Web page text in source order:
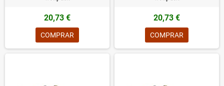
20,73 €
COMPRAR
20,73 €
COMPRAR